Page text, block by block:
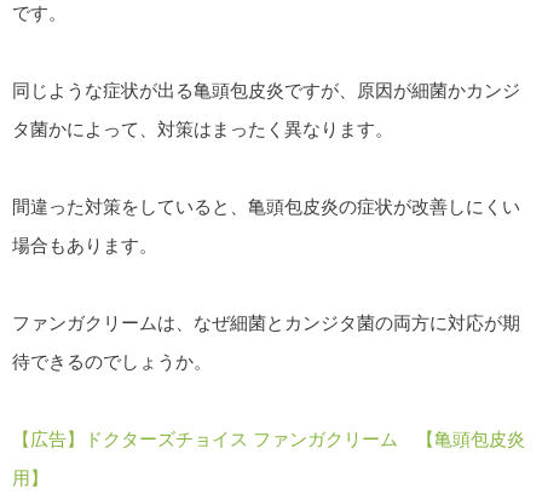
です。
同じような症状が出る亀頭包皮炎ですが、原因が細菌かカンジ
タ菌かによって、対策はまったく異なります。
間違った対策をしていると、亀頭包皮炎の症状が改善しにくい
場合もあります。
ファンガクリームは、なぜ細菌とカンジタ菌の両方に対応が期
待できるのでしょうか。
【広告】ドクターズチョイス ファンガクリーム 【亀頭包皮炎
用】